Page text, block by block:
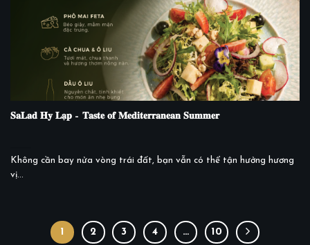
𝐒𝐚𝐋𝐚𝐝 𝐇𝐲 𝐋𝐚̣𝐩 – 𝐓𝐚𝐬𝐭𝐞 𝐨𝐟 𝐌𝐞𝐝𝐢𝐭𝐞𝐫𝐫𝐚𝐧𝐞𝐚𝐧 𝐒𝐮𝐦𝐦𝐞𝐫
Không cần bay nửa vòng trái đất, bạn vẫn có thể tận hưởng hương
vị...
1 2 3 4 … 10